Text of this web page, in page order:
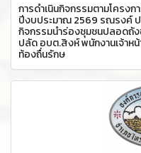
การดำเนินกิจกรรมตามโครง
ปีงบประมาณ 2569 รณรงค์
กิจกรรมนำร่องชุมชนปลอดถั
ปลัด อบต.สิงห์ พนักงานเจ้าห
ท้องถื่นรักษ